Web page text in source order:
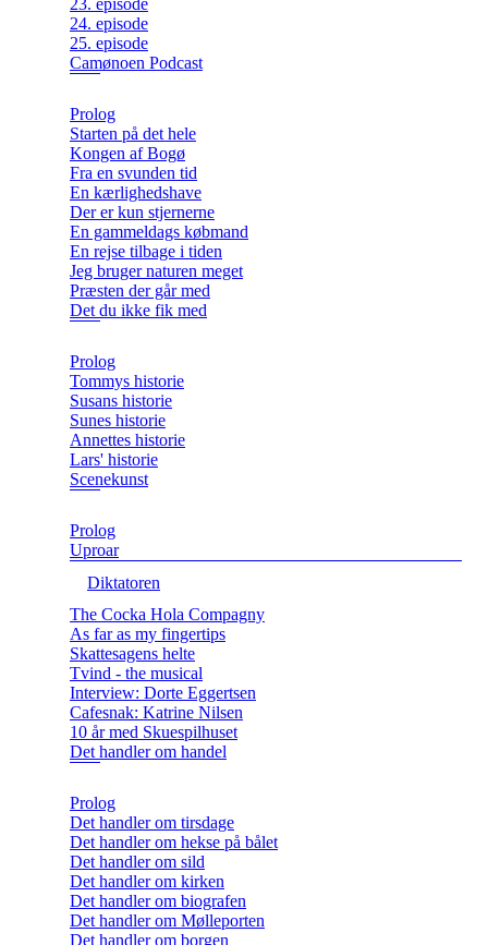
24. episode
25. episode
Camønoen Podcast
Prolog
Starten på det hele
Kongen af Bogø
Fra en svunden tid
En kærlighedshave
Der er kun stjernerne
En gammeldags købmand
En rejse tilbage i tiden
Jeg bruger naturen meget
Præsten der går med
Det du ikke fik med
Prolog
Tommys historie
Susans historie
Sunes historie
Annettes historie
Lars' historie
Scenekunst
Prolog
Uproar
Diktatoren
The Cocka Hola Compagny
As far as my fingertips
Skattesagens helte
Tvind - the musical
Interview: Dorte Eggertsen
Cafesnak: Katrine Nilsen
10 år med Skuespilhuset
Det handler om handel
Prolog
Det handler om tirsdage
Det handler om hekse på bålet
Det handler om sild
Det handler om kirken
Det handler om biografen
Det handler om Mølleporten
Det handler om borgen